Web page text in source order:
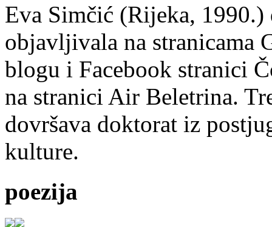
Eva Simčić (Rijeka, 1990.)
objavljivala na stranicama
blogu i Facebook stranici
na stranici Air Beletrina.
dovršava doktorat iz
kulture.
poezija